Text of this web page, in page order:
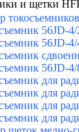
и щетки
56JD-
56JD-
56JD-
для
для
для
для